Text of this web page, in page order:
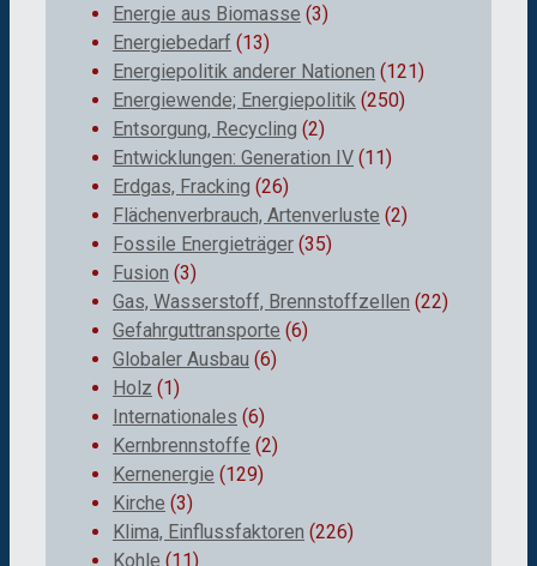
Energie aus Biomasse (3)
Energiebedarf (13)
Energiepolitik anderer Nationen (121)
Energiewende; Energiepolitik (250)
Entsorgung, Recycling (2)
Entwicklungen: Generation IV (11)
Erdgas, Fracking (26)
Flächenverbrauch, Artenverluste (2)
Fossile Energieträger (35)
Fusion (3)
Gas, Wasserstoff, Brennstoffzellen (22)
Gefahrguttransporte (6)
Globaler Ausbau (6)
Holz (1)
Internationales (6)
Kernbrennstoffe (2)
Kernenergie (129)
Kirche (3)
Klima, Einflussfaktoren (226)
Kohle (11)